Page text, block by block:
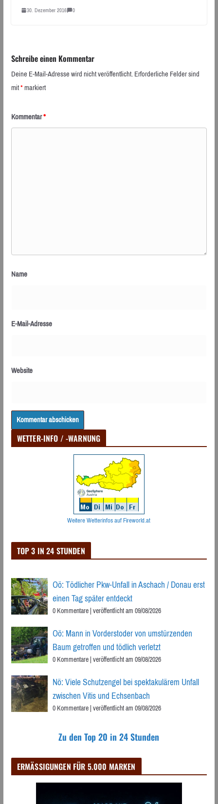
30. Dezember 2016 0
Schreibe einen Kommentar
Deine E-Mail-Adresse wird nicht veröffentlicht.Erforderliche Felder sind
mit*markiert
Kommentar*
Name
E-Mail-Adresse
Website
WETTER-INFO / -WARNUNG
Weitere Wetterinfos auf Fireworld.at
TOP 3 IN 24 STUNDEN
Oö: Tödlicher Pkw-Unfall in Aschach / Donau erst
einen Tag später entdeckt
0 Kommentare|veröffentlicht am 09/08/2026
Oö: Mann in Vorderstoder von umstürzenden
Baum getroffen und tödlich verletzt
0 Kommentare|veröffentlicht am 09/08/2026
Nö: Viele Schutzengel bei spektakulärem Unfall
zwischen Vitis und Echsenbach
0 Kommentare|veröffentlicht am 09/08/2026
Zu den Top 20 in 24 Stunden
ERMÄSSIGUNGEN FÜR 5.000 MARKEN